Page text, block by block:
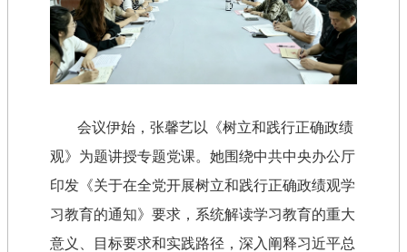
会议伊始，张馨艺以《树立和践行正确政绩
观》为题讲授专题党课。她围绕中共中央办公厅
印发《关于在全党开展树立和践行正确政绩观学
习教育的通知》要求，系统解读学习教育的重大
意义、目标要求和实践路径，深入阐释习近平总